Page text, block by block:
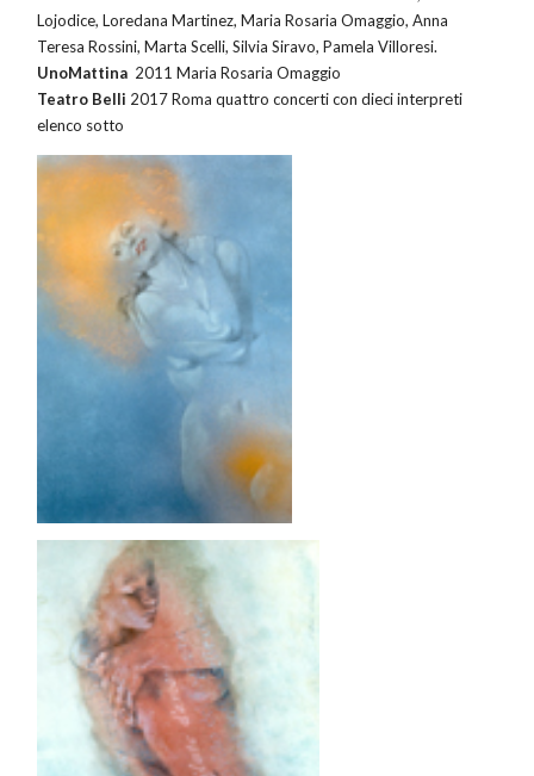
Lojodice, Loredana Martinez, Maria Rosaria Omaggio, Anna
Teresa Rossini, Marta Scelli, Silvia Siravo, Pamela Villoresi.
UnoMattina 2011 Maria Rosaria Omaggio
Teatro Belli 2017 Roma quattro concerti con dieci interpreti
elenco sotto